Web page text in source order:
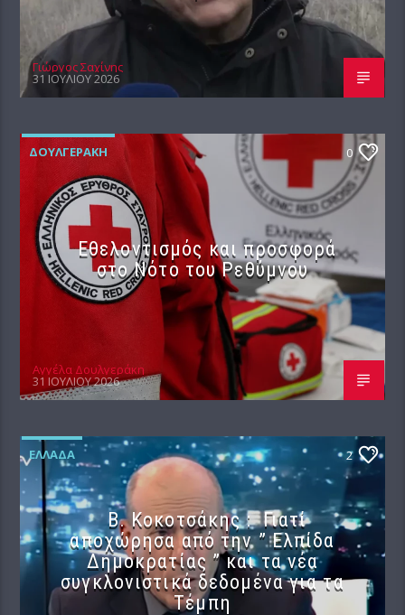
Γιώργος Σαχίνης
31 ΙΟΥΛΊΟΥ 2026
ΔΟΥΛΓΕΡΆΚΗ 0
Εθελοντισμός και προσφορά
στο Νότο του Ρεθύμνου
Αγγέλα Δουλγεράκη
31 ΙΟΥΛΊΟΥ 2026
ΕΛΛΆΔΑ 2
Β. Κοκοτσάκης : Γιατί
αποχώρησα από την ” Ελπίδα
Δημοκρατίας ” και τα νέα
συγκλονιστικά δεδομένα για τα
Τέμπη